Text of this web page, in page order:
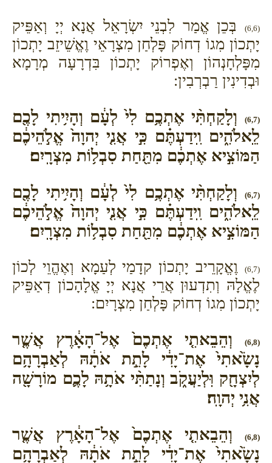
(6,6)
בְּכֵן אֱמַר לִבְנֵי יִשְׂרָאֵל אֲנָא יְיָ וְאַפֵּיק
יָתְכוֹן מִגוֹ דְחוֹק פָּלְחַן מִצְרָאֵי וֶאֱשֵׁיזֵב יָתְכוֹן
מִפָּלְחָנְהוֹן וְאֶפְרוֹק יָתְכוֹן בִּדְרָעָה מְרָמָא
וּבְדִינִין רַבְרְבִין:
(6,7)
וְלָקַחְתִּ֨י אֶתְכֶ֥ם לִי֙ לְעָ֔ם וְהָיִ֥יתִי לָכֶ֖ם
לֵֽאלֹהִ֑ים וִֽידַעְתֶּ֗ם כִּ֣י אֲנִ֤י יְהוָה֙ אֱלֹ֣הֵיכֶ֔ם
הַמּוֹצִ֣יא אֶתְכֶ֔ם מִתַּ֖חַת סִבְל֥וֹת מִצְרָֽיִם׃
(6,7)
וְלָקַחְתִּ֨י אֶתְכֶ֥ם לִי֙ לְעָ֔ם וְהָיִ֥יתִי לָכֶ֖ם
לֵֽאלֹהִ֑ים וִֽידַעְתֶּ֗ם כִּ֣י אֲנִ֤י יְהוָה֙ אֱלֹ֣הֵיכֶ֔ם
הַמּוֹצִ֣יא אֶתְכֶ֔ם מִתַּ֖חַת סִבְל֥וֹת מִצְרָֽיִם׃
(6,7)
וֶאֱקָרֵיב יָתְכוֹן קדָמַי לְעַמָא וְאֶהֱוֵי לְכוֹן
לֶאֱלָהּ וְתִדְעוּן אֲרֵי אֲנָא יְיָ אֱלָהָכוֹן דְאַפֵּיק
יָתְכוֹן מִגוֹ דְחוֹק פָּלְחַן מִצְרָיִם:
(6,8)
וְהֵבֵאתִ֤י אֶתְכֶם֙ אֶל־הָאָ֔רֶץ אֲשֶׁ֤ר
נָשָׂ֙אתִי֙ אֶת־יָדִ֔י לָתֵ֣ת אֹתָ֔הּ לְאַבְרָהָ֥ם
לְיִצְחָ֖ק וּֽלְיַעֲקֹ֑ב וְנָתַתִּ֨י אֹתָ֥הּ לָכֶ֛ם מוֹרָשָׁ֖ה
אֲנִ֥י יְהוָֽה׃
(6,8)
וְהֵבֵאתִ֤י אֶתְכֶם֙ אֶל־הָאָ֔רֶץ אֲשֶׁ֤ר
נָשָׂ֙אתִי֙ אֶת־יָדִ֔י לָתֵ֣ת אֹתָ֔הּ לְאַבְרָהָ֥ם